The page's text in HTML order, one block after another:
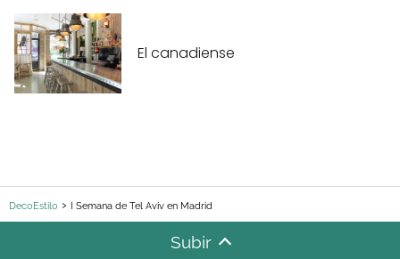
El canadiense
DecoEstilo I Semana de Tel Aviv en Madrid
Subir